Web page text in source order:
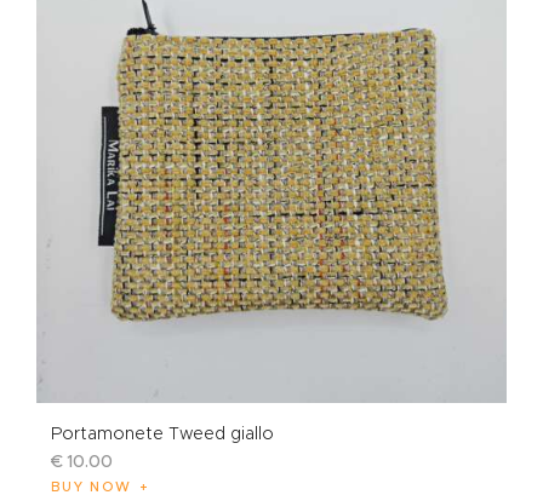
Portamonete Tweed giallo
€ 10.00
BUY NOW